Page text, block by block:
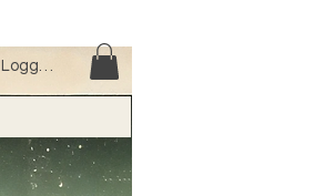
Logga in